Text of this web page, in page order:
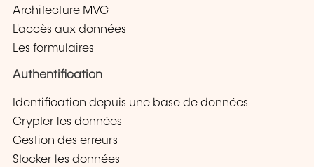
Architecture MVC
L'accès aux données
Les formulaires
Authentification
Identification depuis une base de données
Crypter les données
Gestion des erreurs
Stocker les données